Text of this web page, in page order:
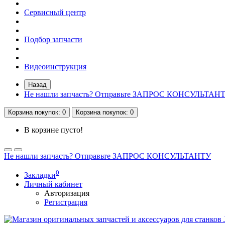
Сервисный центр
Подбор запчасти
Видеоинструкция
Назад
Не нашли запчасть? Отправьте ЗАПРОС
Корзинапокупок: 0 Корзинапокупок: 0
В корзине пусто!
Не нашли запчасть? Отправьте ЗАПРОС КОНСУЛЬТАНТУ
Закладки0
Личный кабинет
Авторизация
Регистрация